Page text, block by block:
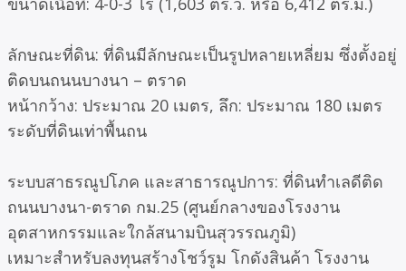
ลักษณะที่ดิน: ที่ดินมีลักษณะเป็นรูปหลายเหลี่ยม ซึ่งตั้งอยู่
ติดบนถนนบางนา – ตราด
หน้ากว้าง: ประมาณ 20 เมตร, ลึก: ประมาณ 180 เมตร
ระดับที่ดินเท่าพื้นถน
ระบบสาธรณูปโภค และสาธารณูปการ: ที่ดินทําเลดีติด
ถนนบางนา-ตราด กม.25 (ศูนย์กลางของโรงงาน
อุตสาหกรรมและใกล้สนามบินสุวรรณภูมิ)
เหมาะสําหรับลงทุนสร้างโชว์รูม โกดังสินค้า โรงงาน